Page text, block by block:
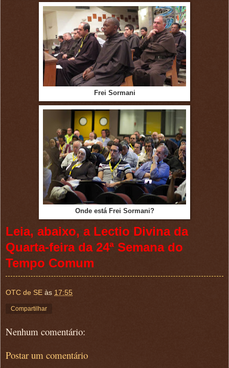
Frei Sormani
Onde está Frei Sormani?
Leia, abaixo, a Lectio Divina da
Quarta-feira da 24ª Semana do
Tempo Comum
OTC de SE às 17:55
Compartilhar
Nenhum comentário:
Postar um comentário